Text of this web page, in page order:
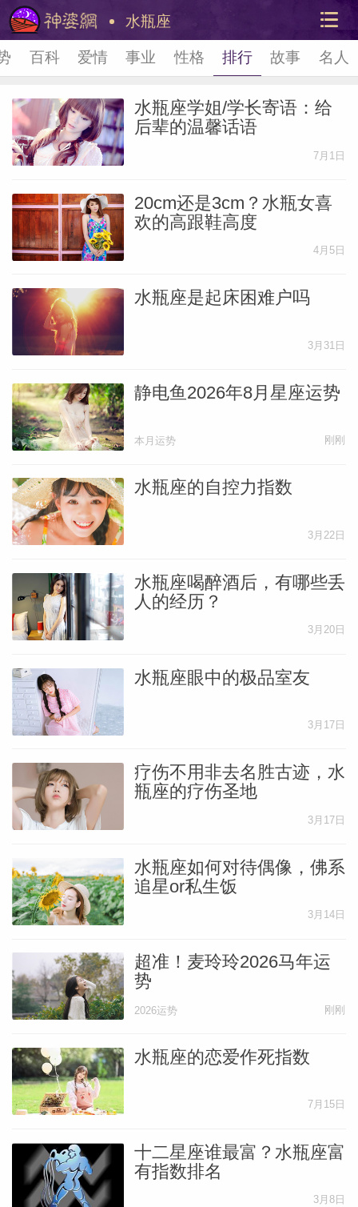
美国神
婆星座
网
水瓶座
航
百科 爱情 事业 性格 排行 故事 名人
水瓶座学姐/学长寄语：给
后辈的温馨话语
7月1日
20cm还是3cm？水瓶女喜
欢的高跟鞋高度
4月5日
水瓶座是起床困难户吗
3月31日
静电鱼2026年8月星座运势
本月运势 刚刚
水瓶座的自控力指数
3月22日
水瓶座喝醉酒后，有哪些丢
人的经历？
3月20日
水瓶座眼中的极品室友
3月17日
疗伤不用非去名胜古迹，水
瓶座的疗伤圣地
3月17日
水瓶座如何对待偶像，佛系
追星or私生饭
3月14日
超准！麦玲玲2026马年运
势
2026运势 刚刚
水瓶座的恋爱作死指数
7月15日
十二星座谁最富？水瓶座富
有指数排名
3月8日